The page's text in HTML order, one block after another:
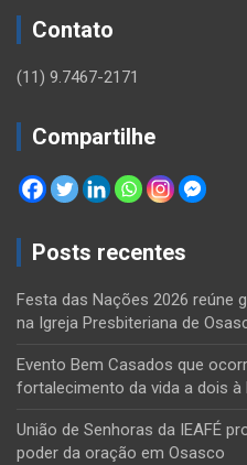
Contato
(11) 9.7467-2171
Compartilhe
Posts recentes
Festa das Nações 2026 reúne
na Igreja Presbiteriana de
Evento Bem Casados que
fortalecimento da vida a dois à
União de Senhoras da IEAFÉ
poder da oração em Osasco